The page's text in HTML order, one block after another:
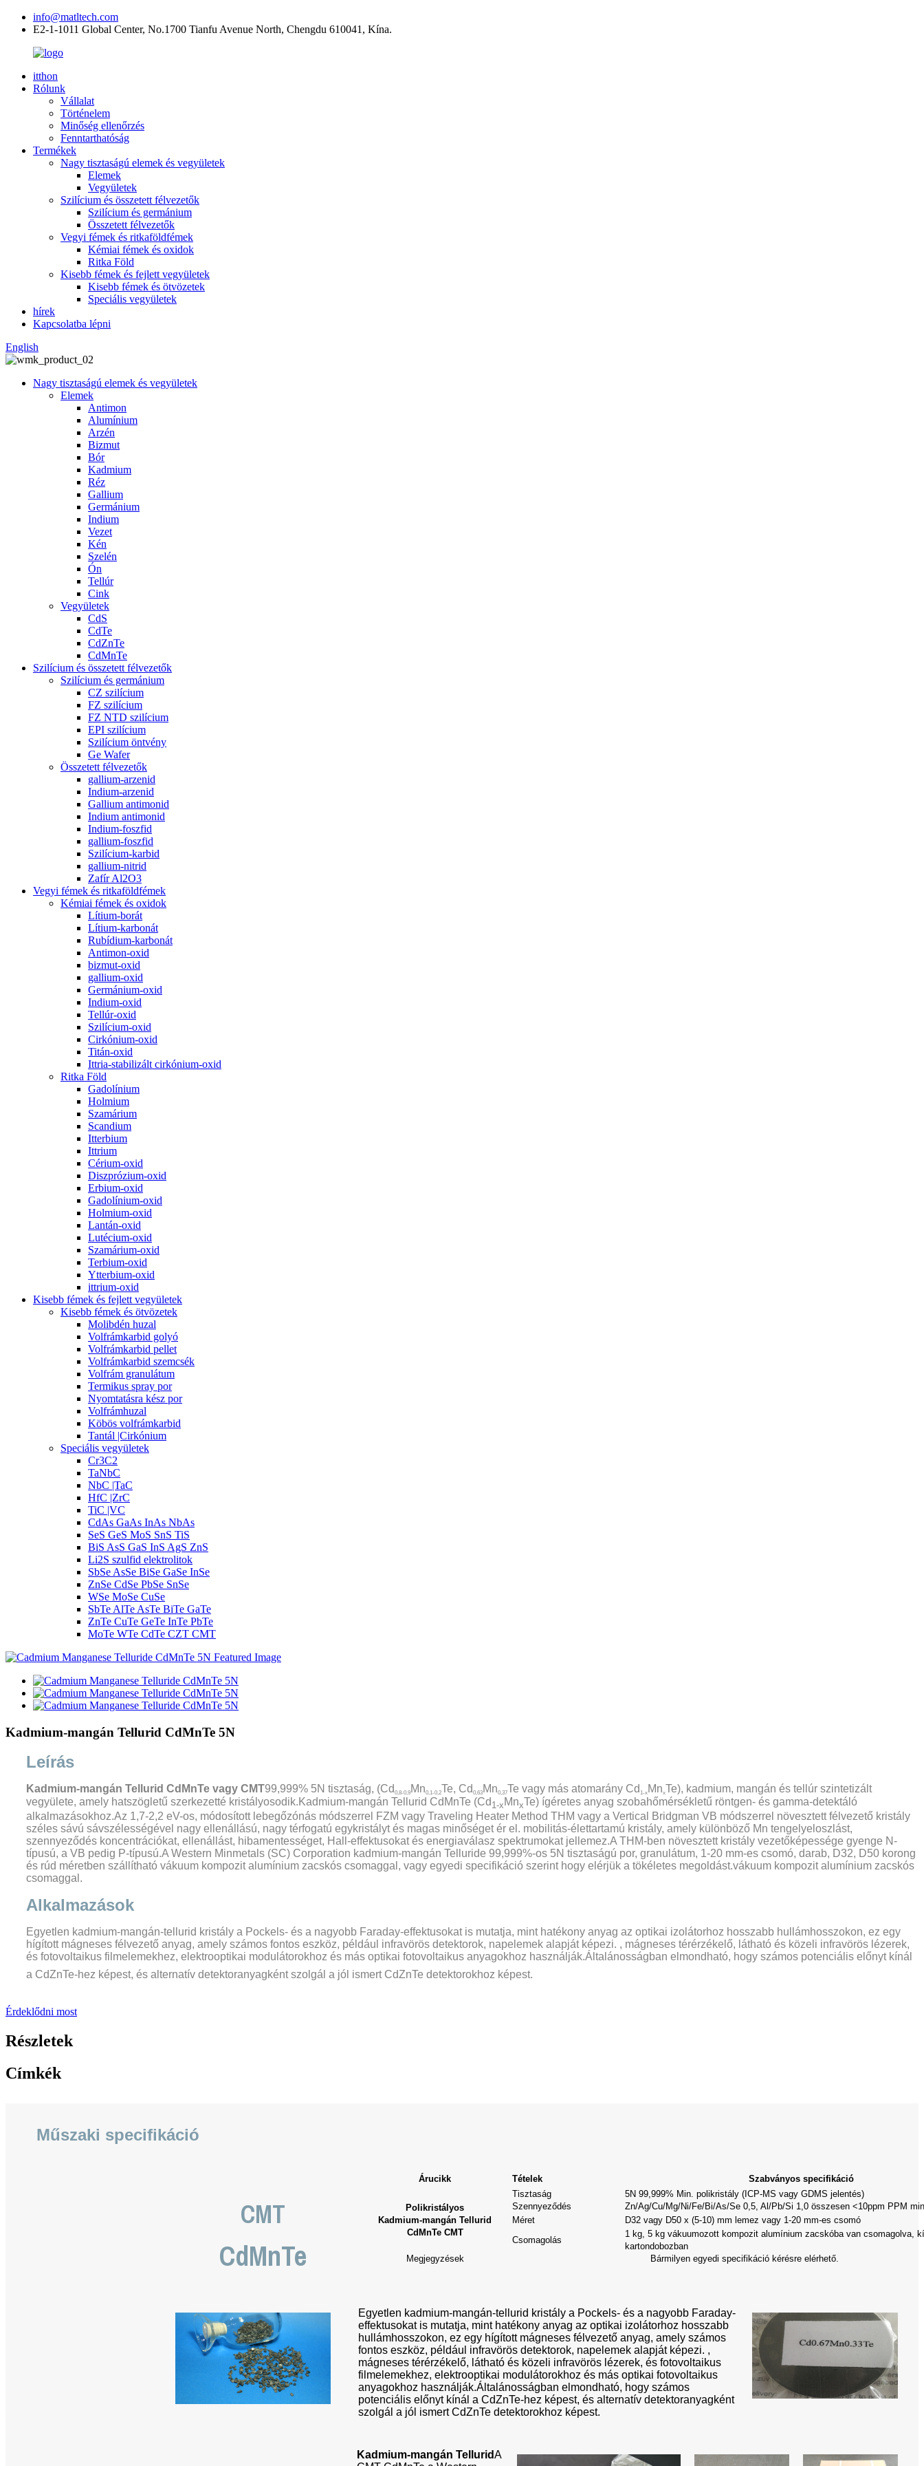
info@matltech.com
E2-1-1011 Global Center, No.1700 Tianfu Avenue North, Chengdu 610041, Kína.
itthon
Rólunk
Vállalat
Történelem
Minőség ellenőrzés
Fenntarthatóság
Termékek
Nagy tisztaságú elemek és vegyületek
Elemek
Vegyületek
Szilícium és összetett félvezetők
Szilícium és germánium
Összetett félvezetők
Vegyi fémek és ritkaföldfémek
Kémiai fémek és oxidok
Ritka Föld
Kisebb fémek és fejlett vegyületek
Kisebb fémek és ötvözetek
Speciális vegyületek
hírek
Kapcsolatba lépni
English
Nagy tisztaságú elemek és vegyületek
Elemek
Antimon
Alumínium
Arzén
Bizmut
Bór
Kadmium
Réz
Gallium
Germánium
Indium
Vezet
Kén
Szelén
Ón
Tellúr
Cink
Vegyületek
CdS
CdTe
CdZnTe
CdMnTe
Szilícium és összetett félvezetők
Szilícium és germánium
CZ szilícium
FZ szilícium
FZ NTD szilícium
EPI szilícium
Szilícium öntvény
Ge Wafer
Összetett félvezetők
gallium-arzenid
Indium-arzenid
Gallium antimonid
Indium antimonid
Indium-foszfid
gallium-foszfid
Szilícium-karbid
gallium-nitrid
Zafír Al2O3
Vegyi fémek és ritkaföldfémek
Kémiai fémek és oxidok
Lítium-borát
Lítium-karbonát
Rubídium-karbonát
Antimon-oxid
bizmut-oxid
gallium-oxid
Germánium-oxid
Indium-oxid
Tellúr-oxid
Szilícium-oxid
Cirkónium-oxid
Titán-oxid
Ittria-stabilizált cirkónium-oxid
Ritka Föld
Gadolínium
Holmium
Szamárium
Scandium
Itterbium
Ittrium
Cérium-oxid
Diszprózium-oxid
Erbium-oxid
Gadolínium-oxid
Holmium-oxid
Lantán-oxid
Lutécium-oxid
Szamárium-oxid
Terbium-oxid
Ytterbium-oxid
ittrium-oxid
Kisebb fémek és fejlett vegyületek
Kisebb fémek és ötvözetek
Molibdén huzal
Volfrámkarbid golyó
Volfrámkarbid pellet
Volfrámkarbid szemcsék
Volfrám granulátum
Termikus spray por
Nyomtatásra kész por
Volfrámhuzal
Köbös volfrámkarbid
Tantál |Cirkónium
Speciális vegyületek
Cr3C2
TaNbC
NbC |TaC
HfC |ZrC
TiC |VC
CdAs GaAs InAs NbAs
SeS GeS MoS SnS TiS
BiS AsS GaS InS AgS ZnS
Li2S szulfid elektrolitok
SbSe AsSe BiSe GaSe InSe
ZnSe CdSe PbSe SnSe
WSe MoSe CuSe
SbTe AlTe AsTe BiTe GaTe
ZnTe CuTe GeTe InTe PbTe
MoTe WTe CdTe CZT CMT
Kadmium-mangán Tellurid CdMnTe 5N
Leírás
Kadmium-mangán Tellurid CdMnTe vagy CMT99,999% 5N tisztaság, (Cd 0,8-0,9 Mn0,1-0,2Te, Cd 0,63 Mn0,37Te vagy más atomarány Cd 1-x MnxTe), kadmium, mangán és tellúr szintetizált
vegyülete, amely hatszögletű szerkezetté kristályosodik.Kadmium-mangán Tellurid CdMnTe (Cd 1-x MnxTe) ígéretes anyag szobahőmérsékletű röntgen- és gamma-detektáló
alkalmazásokhoz.Az 1,7-2,2 eV-os, módosított lebegőzónás módszerrel FZM vagy Traveling Heater Method THM vagy a Vertical Bridgman VB módszerrel növesztett félvezető kristály
széles sávú sávszélességével nagy ellenállású, nagy térfogatú egykristályt és magas minőséget ér el. mobilitás-élettartamú kristály, amely különböző Mn tengelyeloszlást,
szennyeződés koncentrációkat, ellenállást, hibamentességet, Hall-effektusokat és energiaválasz spektrumokat jellemez.A THM-ben növesztett kristály vezetőképessége gyenge N-
típusú, a VB pedig P-típusú.A Western Minmetals (SC) Corporation kadmium-mangán Telluride 99,999%-os 5N tisztaságú por, granulátum, 1-20 mm-es csomó, darab, D32, D50 korong
és rúd méretben szállítható vákuum kompozit alumínium zacskós csomaggal, vagy egyedi specifikáció szerint hogy elérjük a tökéletes megoldást.vákuum kompozit alumínium zacskós
csomaggal.
Alkalmazások
Egyetlen kadmium-mangán-tellurid kristály a Pockels- és a nagyobb Faraday-effektusokat is mutatja, mint hatékony anyag az optikai izolátorhoz hosszabb hullámhosszokon, ez egy
hígított mágneses félvezető anyag, amely számos fontos eszköz, például infravörös detektorok, napelemek alapját képezi. , mágneses térérzékelő, látható és közeli infravörös lézerek,
és fotovoltaikus filmelemekhez, elektrooptikai modulátorokhoz és más optikai fotovoltaikus anyagokhoz használják.Általánosságban elmondható, hogy számos potenciális előnyt kínál
a CdZnTe-hez képest, és alternatív detektoranyagként szolgál a jól ismert CdZnTe detektorokhoz képest.
Érdeklődni most
Részletek
Címkék
Műszaki specifikáció
CMT
CdMnTe
Árucikk Tételek Szabványos specifikáció
Polikristályos
Kadmium-mangán Tellurid
CdMnTe CMT
Tisztaság
5N 99,999% Min. polikristály (ICP-MS vagy GDMS jelentés)
Szennyeződés
Zn/Ag/Cu/Mg/Ni/Fe/Bi/As/Se 0,5, Al/Pb/Si 1,0 összesen <10ppm PPM
Méret
D32 vagy D50 x (5-10) mm lemez vagy 1-20 mm-es csomó
Csomagolás
1 kg, 5 kg vákuumozott kompozit alumínium zacskóba van csomagolva,
kartondobozban
Megjegyzések
Bármilyen egyedi specifikáció kérésre elérhető.
Egyetlen kadmium-mangán-tellurid kristály a Pockels- és a nagyobb Faraday-
effektusokat is mutatja, mint hatékony anyag az optikai izolátorhoz hosszabb
hullámhosszokon, ez egy hígított mágneses félvezető anyag, amely számos
fontos eszköz, például infravörös detektorok, napelemek alapját képezi. ,
mágneses térérzékelő, látható és közeli infravörös lézerek, és fotovoltaikus
filmelemekhez, elektrooptikai modulátorokhoz és más optikai fotovoltaikus
anyagokhoz használják.Általánosságban elmondható, hogy számos
potenciális előnyt kínál a CdZnTe-hez képest, és alternatív detektoranyagként
szolgál a jól ismert CdZnTe detektorokhoz képest.
Kadmium-mangán TelluridA